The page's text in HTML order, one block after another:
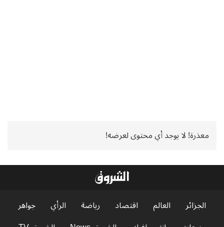
معذرة! لا يوجد أي محتوى لعرضه!
الجزائر العالم اقتصاد رياضة الرأي
جواهر